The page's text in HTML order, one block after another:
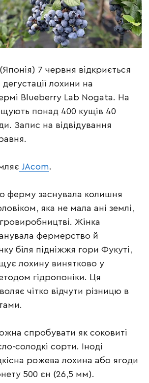
7 червня відкриється
лохини на
Blueberry Lab Nogata. На
понад 400 кущів 40
Запис на відвідування
JAcom.
ферму заснувала колишня
яка не мала ані землі,
Жінка
фермерство й
біля підніжжя гори Фукуті,
лохину винятково у
гідропоніки. Ця
чітко відчути різницю в
спробувати як соковиті
солодкі сорти. Іноді
рожева лохина або ягоди
500 єн (26,5 мм).